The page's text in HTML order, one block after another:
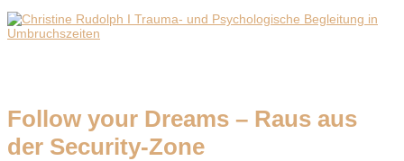
Follow your Dreams – Raus aus
der Security-Zone